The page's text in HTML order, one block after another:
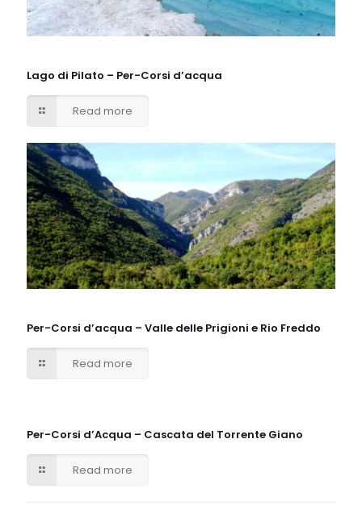
Lago di Pilato – Per-Corsi d’acqua
Read more
Per-Corsi d’acqua – Valle delle Prigioni e Rio Freddo
Read more
Per-Corsi d’Acqua – Cascata del Torrente Giano
Read more